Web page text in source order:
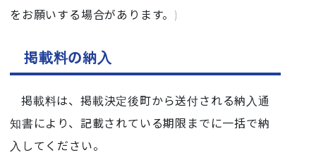
をお願いする場合があります。)
掲載料の納入
掲載料は、掲載決定後町から送付される納入通
知書により、記載されている期限までに一括で納
入してください。